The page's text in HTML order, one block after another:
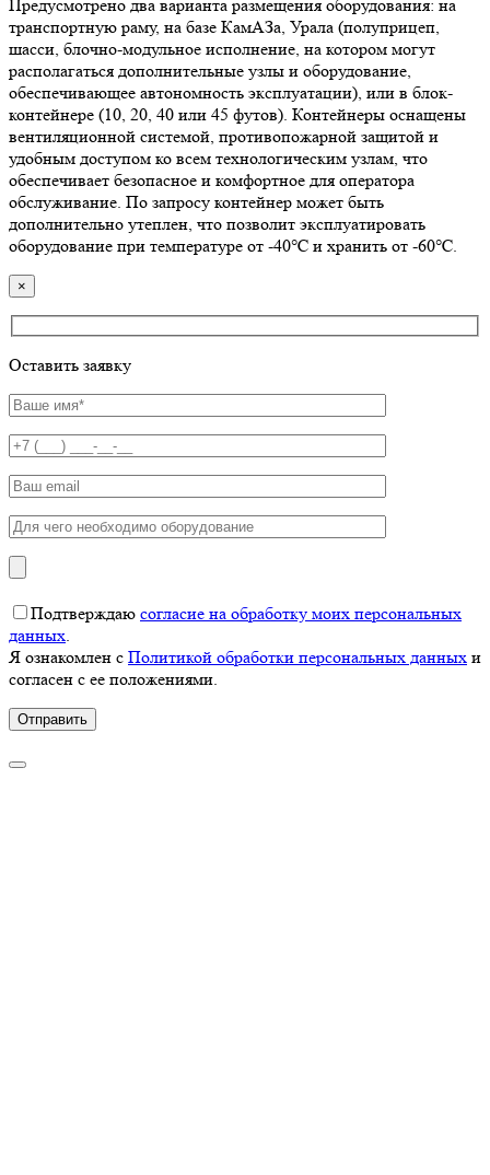
Предусмотрено два варианта размещения оборудования: на
транспортную раму, на базе КамАЗа, Урала (полуприцеп,
шасси, блочно-модульное исполнение, на котором могут
располагаться дополнительные узлы и оборудование,
обеспечивающее автономность эксплуатации), или в блок-
контейнере (10, 20, 40 или 45 футов). Контейнеры оснащены
вентиляционной системой, противопожарной защитой и
удобным доступом ко всем технологическим узлам, что
обеспечивает безопасное и комфортное для оператора
обслуживание. По запросу контейнер может быть
дополнительно утеплен, что позволит эксплуатировать
оборудование при температуре от -40℃ и хранить от -60℃.
×
Оставить заявку
Подтверждаю согласие на обработку моих персональных
данных.
Я ознакомлен с Политикой обработки персональных данных и
согласен с ее положениями.